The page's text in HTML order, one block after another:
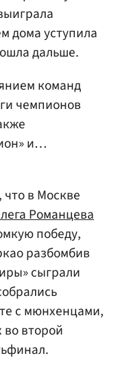
дома уступила
дальше.
команд
чемпионов
и…
что в Москве
Романцева
победу,
разбомбив
сыграли
с мюнхенцами,
второй